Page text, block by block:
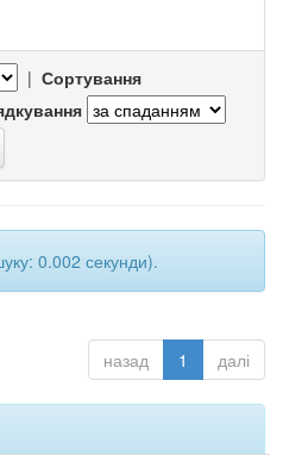
| Сортування
0.002 секунди).
назад 1 далі